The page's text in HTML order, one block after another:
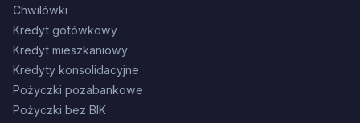
Chwilówki
Kredyt gotówkowy
Kredyt mieszkaniowy
Kredyty konsolidacyjne
Pożyczki pozabankowe
Pożyczki bez BIK